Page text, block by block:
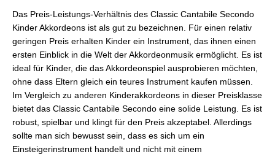
Das Preis-Leistungs-Verhältnis des Classic Cantabile Secondo
Kinder Akkordeons ist als gut zu bezeichnen. Für einen relativ
geringen Preis erhalten Kinder ein Instrument, das ihnen einen
ersten Einblick in die Welt der Akkordeonmusik ermöglicht. Es ist
ideal für Kinder, die das Akkordeonspiel ausprobieren möchten,
ohne dass Eltern gleich ein teures Instrument kaufen müssen.
Im Vergleich zu anderen Kinderakkordeons in dieser Preisklasse
bietet das Classic Cantabile Secondo eine solide Leistung. Es ist
robust, spielbar und klingt für den Preis akzeptabel. Allerdings
sollte man sich bewusst sein, dass es sich um ein
Einsteigerinstrument handelt und nicht mit einem